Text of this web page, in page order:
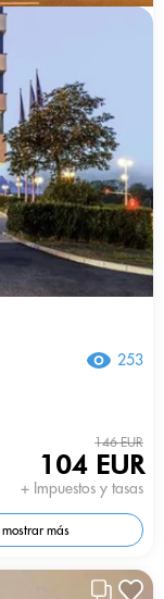
253
146 EUR
104 EUR
+ Impuestos y tasas
mostrar más